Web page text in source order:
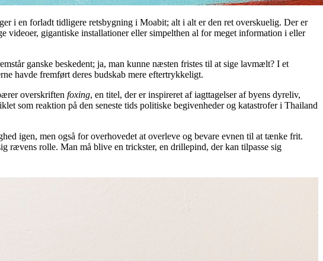
i en forladt tidligere retsbygning i Moabit; alt i alt er den ret overskuelig. Der er
gigantiske installationer eller simpelthen al for meget information i eller
ganske beskedent; ja, man kunne næsten fristes til at sige lavmælt? I et
havde fremført deres budskab mere eftertrykkeligt.
overskriften foxing, en titel, der er inspireret af iagttagelser af byens dyreliv,
som reaktion på den seneste tids politiske begivenheder og katastrofer i Thailand
igen, men også for overhovedet at overleve og bevare evnen til at tænke frit.
rævens rolle. Man må blive en trickster, en drillepind, der kan tilpasse sig